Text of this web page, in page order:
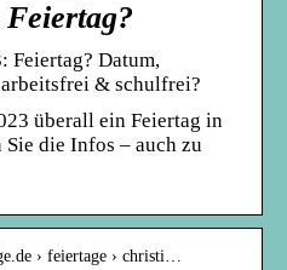
Feiertag? Datum,
& schulfrei?
überall ein Feiertag in
die Infos – auch zu
› feiertage › christi…